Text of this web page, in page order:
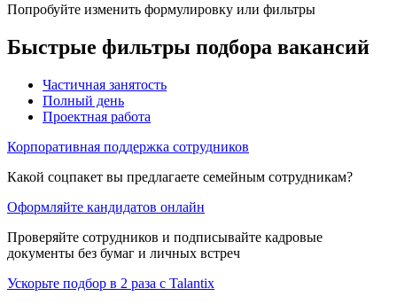
Попробуйте изменить формулировку или фильтры
Быстрые фильтры подбора вакансий
Частичная занятость
Полный день
Проектная работа
Корпоративная поддержка сотрудников
Какой соцпакет вы предлагаете семейным сотрудникам?
Оформляйте кандидатов онлайн
Проверяйте сотрудников и подписывайте кадровые
документы без бумаг и личных встреч
Ускорьте подбор в 2 раза с Talantix